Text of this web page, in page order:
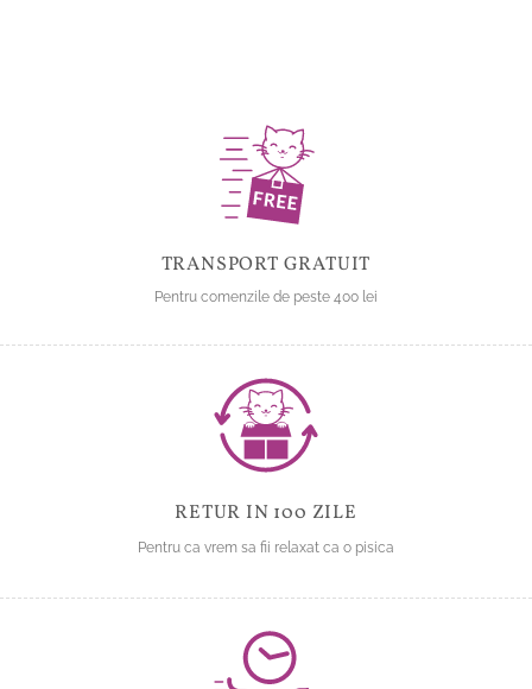
alese
în
pagina
produsului.
TRANSPORT GRATUIT
Pentru comenzile de peste 400 lei
RETUR IN 100 ZILE
Pentru ca vrem sa fii relaxat ca o pisica